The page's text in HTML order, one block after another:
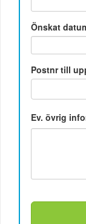
Önskat
Postnr till
Ev. övrig